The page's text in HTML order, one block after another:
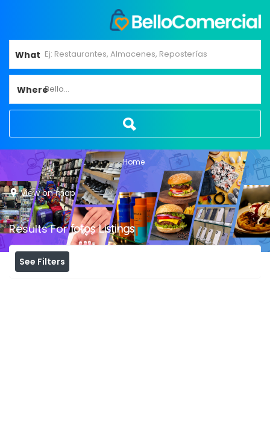
What
WhereBello...
Home
View on map
Results Forfotos Listings
See Filters